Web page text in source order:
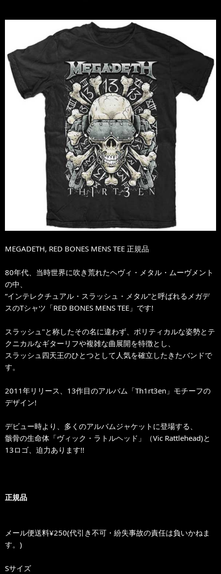
MEGADETH, RED BONES MENS TEE 正規品
80年代、当時世界に吹き荒れたヘヴィ・メタル・ムーヴメント
の中、
“インテレクチュアル・スラッシュ・メタル”と呼ばれるメガデ
スのTシャツ「RED BONES MENS TEE」です!
スラッシュ"と称したその名に違わず、ポリティカルな姿勢とテ
クニカルなギターリフや複雑な曲展開を特徴とし、
スラッシュ四天王のひとつとして人気を確立したきたバンドで
す。
2011年リリース、13作目のアルバム「Th1rt3en」モチーフの
デザイン!
デビュー時より、多くのアルバムジャケットに登場する、
骸骨の生命体「ヴィック・ラトルヘッド」（Vic Rattlehead)と
13ロゴ、迫力あります!!
正規品
メール便送料¥250(代引き不可・紛失事故の責任は負いかねま
す。)
Sサイズ